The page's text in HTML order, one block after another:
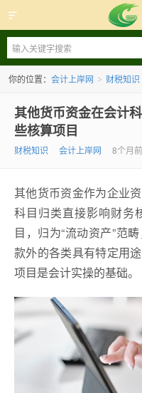
会计上岸网
你的位置： 会计上岸网 > 财税知识
其他货币资金在会计
些核算项目
财税知识 会计上岸网 8个月
其他货币资金作为企业
科目归类直接影响财务
目，归为“流动资产”范
款外的各类具有特定用
项目是会计实操的基础。